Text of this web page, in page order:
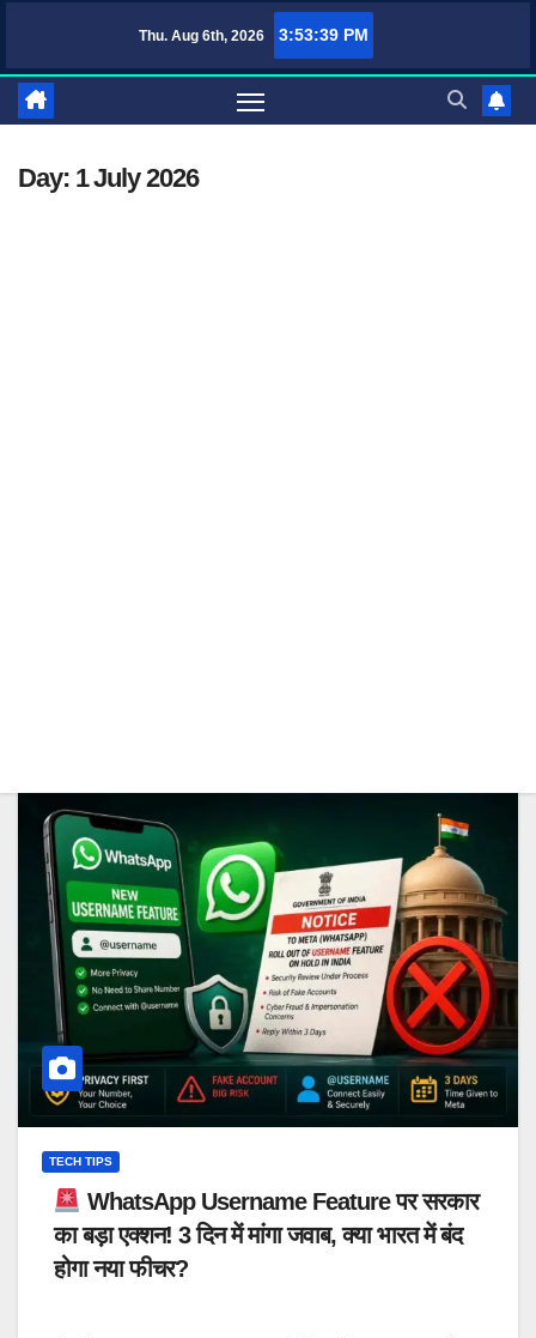
content
Thu. Aug 6th, 2026 3:53:39 PM
Day: 1 July 2026
TECH TIPS
WhatsApp Username Feature पर सरकार
का बड़ा एक्शन! 3 दिन में मांगा जवाब, क्या भारत में बंद
होगा नया फीचर?